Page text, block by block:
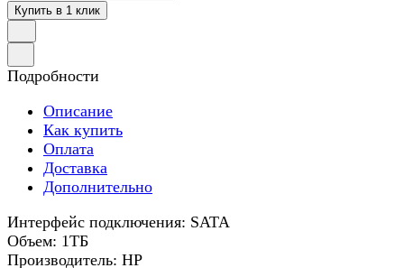
Купить в 1 клик
Подробности
Описание
Как купить
Оплата
Доставка
Дополнительно
Интерфейс подключения: SATA
Объем: 1ТБ
Производитель: HP